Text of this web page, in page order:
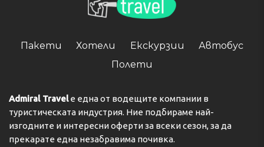
Пакети Хотели Екскурзии
Автобус
Полети
Admiral Travelе една от водещите компании в
туристическата индустрия. Ние подбираме най-
изгодните и интересни оферти за всеки сезон, за да
прекарате една незабравима почивка.